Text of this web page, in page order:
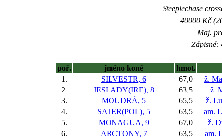
Steeplechase
40000 Kč
Maj.
Zápisné:
poř. jméno koně
hmot.
1.
SILVESTR, 6 67,0
ž.
2.
JESLADY(IRE), 8 63,5
ž.
3.
MOUDRÁ, 5 65,5
ž.
4.
SATER(POL), 5 63,5
am.
5.
MONAGUA, 9 67,0
ž.
6.
ARCTONY, 7 63,5
am.